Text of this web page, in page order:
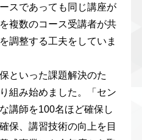
スであっても同じ講座が
複数のコース受講者が共
調整する工夫をしていま
といった課題解決のた
組み始めました。「セン
講師を100名ほど確保し
保、講習技術の向上を目